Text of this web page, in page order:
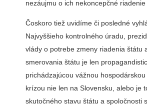
nezáujmu o ich nekoncepčné riadenie
Čoskoro tiež uvidíme či posledné
Najvyššieho kontrolného úradu,
vlády o potrebe zmeny riadenia štátu
smerovania štátu je len
prichádzajúcou vážnou
krízou nie len na Slovensku, alebo je
skutočného stavu štátu a spoločnosti